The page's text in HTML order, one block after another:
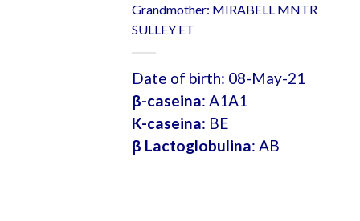
Grandmother: MIRABELL MNTR
SULLEY ET
Date of birth: 08-May-21
β-caseina: A1A1
K-caseina: BE
β Lactoglobulina: AB